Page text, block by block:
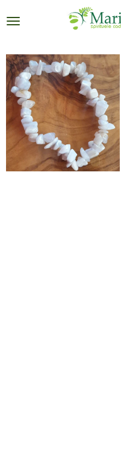
direct
de
hoofdinhoud